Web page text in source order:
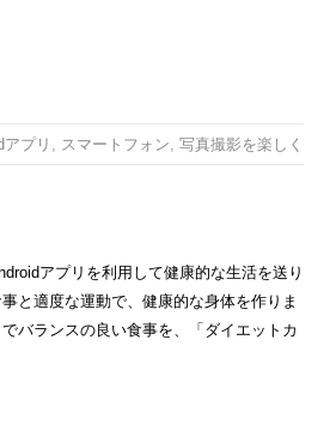
プリ , スマートフォン, 写真撮影を楽しく
アプリを利用して健康的な生活を送り
と適度な運動で、健康的な身体を作りま
バランスの良い食事を、「ダイエットカ